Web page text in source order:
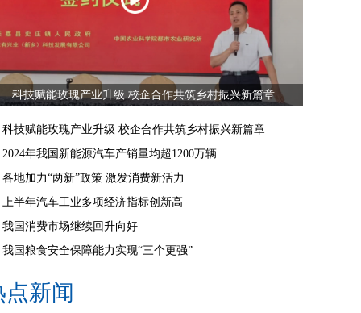
科技赋能玫瑰产业升级 校企合作共筑乡村振兴新篇章
科技赋能玫瑰产业升级 校企合作共筑乡村振兴新篇章
2024年我国新能源汽车产销量均超1200万辆
各地加力“两新”政策 激发消费新活力
上半年汽车工业多项经济指标创新高
我国消费市场继续回升向好
我国粮食安全保障能力实现“三个更强”
点新闻